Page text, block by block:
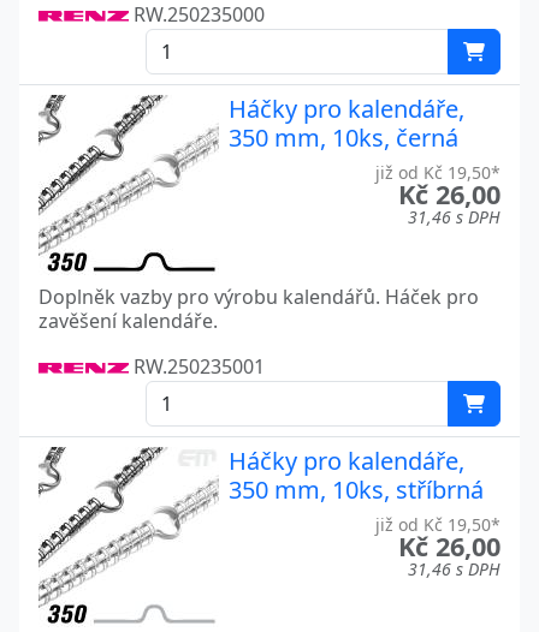
RW.250235000
Háčky pro kalendáře,
350 mm, 10ks, černá
již od Kč 19,50*
Kč 26,00
31,46 s DPH
Doplněk vazby pro výrobu kalendářů. Háček pro
zavěšení kalendáře.
RW.250235001
Háčky pro kalendáře,
350 mm, 10ks, stříbrná
již od Kč 19,50*
Kč 26,00
31,46 s DPH